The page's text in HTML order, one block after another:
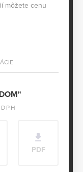
PDF
môžete cenu